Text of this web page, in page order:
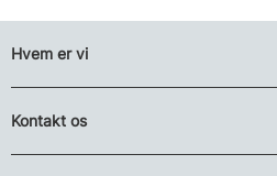
Hvem er vi
Kontakt os